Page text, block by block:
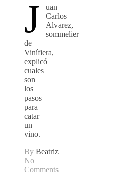
J
uan
Carlos
Alvarez,
sommelier
de
Vinífiera,
explicó
cuales
son
los
pasos
para
catar
un
vino.
By Beatriz
No
Comments